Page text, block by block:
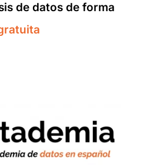
de datos de forma